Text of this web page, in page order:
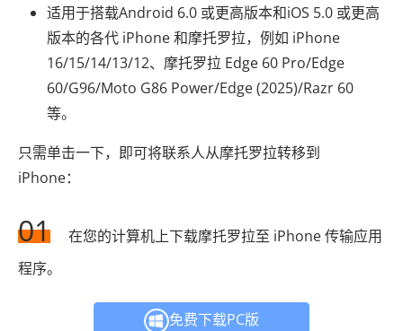
适用于搭载Android 6.0 或更高版本和iOS 5.0 或更高
版本的各代 iPhone 和摩托罗拉，例如 iPhone
16/15/14/13/12、摩托罗拉 Edge 60 Pro/Edge
60/G96/Moto G86 Power/Edge (2025)/Razr 60
等。
只需单击一下，即可将联系人从摩托罗拉转移到
iPhone：
01
在您的计算机上下载摩托罗拉至 iPhone 传输应用
程序。
免费下载PC版